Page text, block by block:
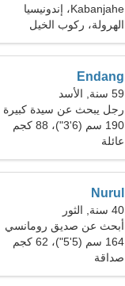
26-30
Kabanjahe، إندونيسيا
الهرولة، ركوب الخيل
Endang
59 سنة, الأسد
رجل يبحث عن سيدة كبيرة
190 سم (6'3")، 88 كجم
(194 رطلا)
عائلة
Nurul
40 سنة, الثور
أبحث عن صديق رومانسي
للتزلج معًا
164 سم (5'5")، 62 كجم
(136 رطلا)
صداقة